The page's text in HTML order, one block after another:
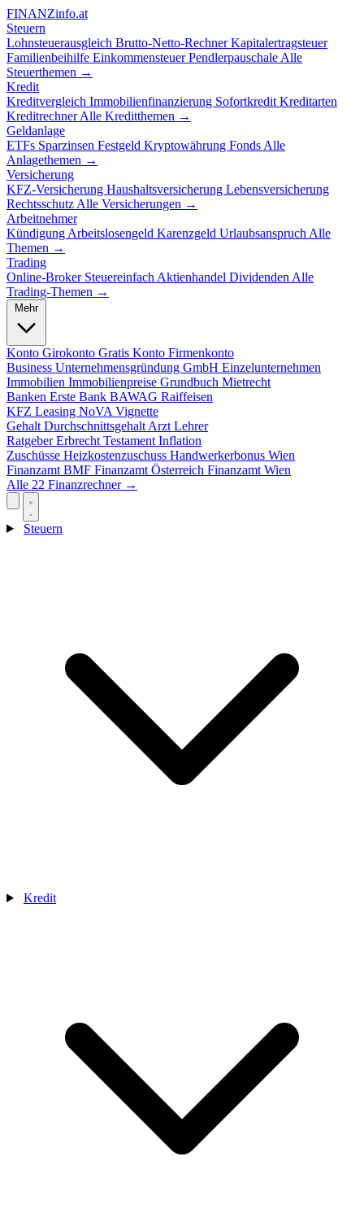
FINANZinfo.at
Steuern
Lohnsteuerausgleich Brutto-Netto-RechnerKapitalertragsteuer
Familienbeihilfe EinkommensteuerPendlerpauschale Alle
Steuerthemen →
Kredit
Kreditvergleich Immobilienfinanzierung Sofortkredit Kreditarten
KreditrechnerAlle Kreditthemen →
Geldanlage
ETFs Sparzinsen Festgeld Kryptowährung Fonds Alle
Anlagethemen →
Versicherung
KFZ-Versicherung Haushaltsversicherung Lebensversicherung
Rechtsschutz Alle Versicherungen →
Arbeitnehmer
Kündigung Arbeitslosengeld Karenzgeld Urlaubsanspruch Alle
Themen →
Trading
Online-Broker Steuereinfach Aktienhandel Dividenden Alle
Trading-Themen →
Mehr
Konto Girokonto Gratis Konto Firmenkonto
Business Unternehmensgründung GmbH Einzelunternehmen
Immobilien Immobilienpreise Grundbuch Mietrecht
Banken Erste Bank BAWAG Raiffeisen
KFZ Leasing NoVA Vignette
Gehalt Durchschnittsgehalt Arzt Lehrer
RatgeberErbrecht Testament Inflation
Zuschüsse Heizkostenzuschuss Handwerkerbonus Wien
Finanzamt BMF Finanzamt Österreich Finanzamt Wien
Alle 22 Finanzrechner →
Steuern
Kredit